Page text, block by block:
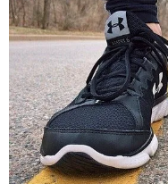
新
日